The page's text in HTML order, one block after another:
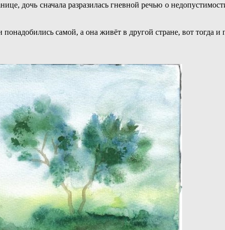
дочь сначала разразилась гневной речью о
самой, а она живёт в другой стране, вот тогда и